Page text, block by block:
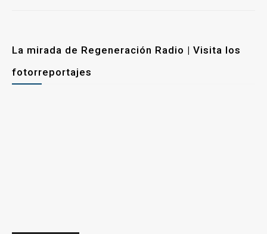
La mirada de Regeneración Radio | Visita los
fotorreportajes